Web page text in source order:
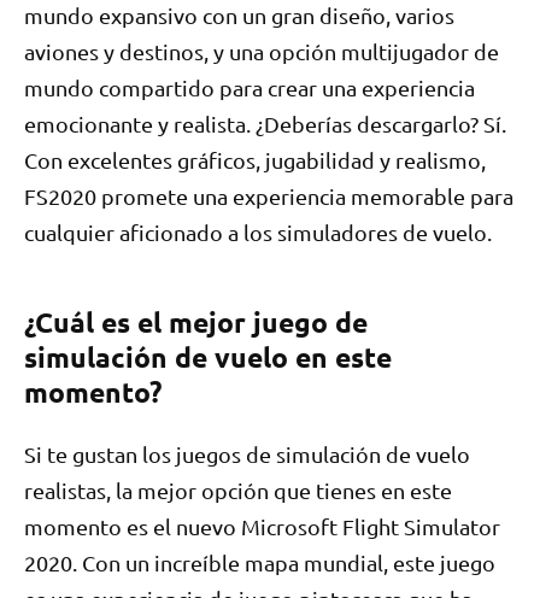
mundo expansivo con un gran diseño, varios
aviones y destinos, y una opción multijugador de
mundo compartido para crear una experiencia
emocionante y realista. ¿Deberías descargarlo? Sí.
Con excelentes gráficos, jugabilidad y realismo,
FS2020 promete una experiencia memorable para
cualquier aficionado a los simuladores de vuelo.
¿Cuál es el mejor juego de
simulación de vuelo en este
momento?
Si te gustan los juegos de simulación de vuelo
realistas, la mejor opción que tienes en este
momento es el nuevo Microsoft Flight Simulator
2020. Con un increíble mapa mundial, este juego